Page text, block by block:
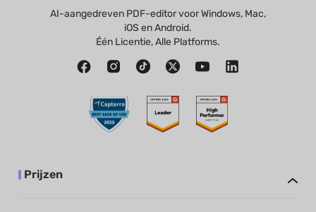
AI-aangedreven PDF-editor voor Windows, Mac,
iOS en Android.
Één Licentie, Alle Platforms.
Prijzen